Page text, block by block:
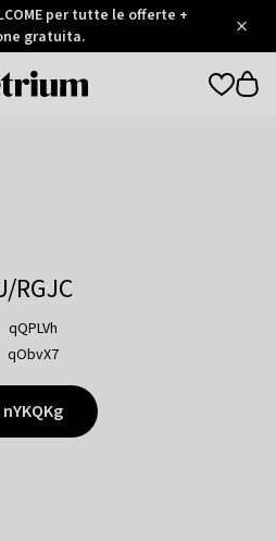
per tutte le offerte +
gratuita.
Otrium
RGJC
qQPLVh
qObvX7
nYKQKg